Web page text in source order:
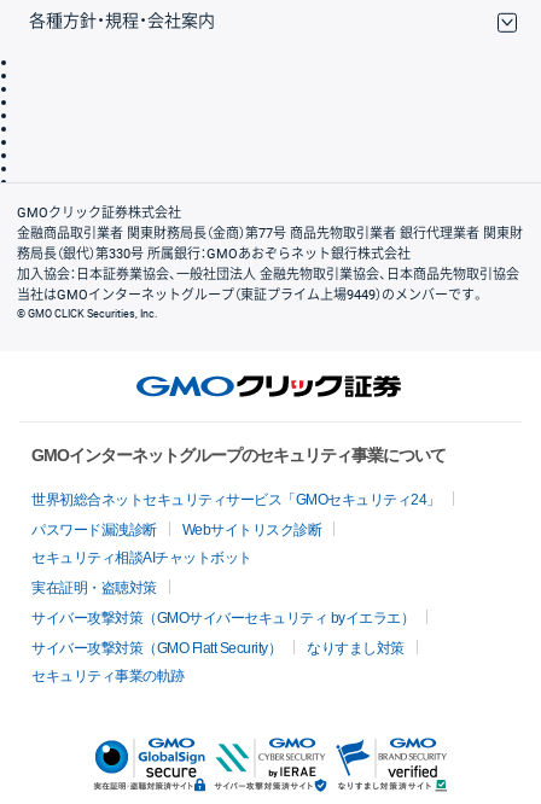
各種方針・規程・会社案内
会社案内
GMOクリック証券株式会社
金融商品取引業者 関東財務局長（金商）第77号 商品先物取引業者 銀行代理業者 関東財
務局長（銀代）第330号 所属銀行：GMOあおぞらネット銀行株式会社
加入協会：日本証券業協会、一般社団法人 金融先物取引業協会、日本商品先物取引協会
当社はGMOインターネットグループ（東証プライム上場9449）のメンバーです。
© GMO CLICK Securities, Inc.
GMOインターネットグループのセキュリティ事業について
世界初総合ネットセキュリティサービス「GMOセキュリティ24」
パスワード漏洩診断
Webサイトリスク診断
セキュリティ相談AIチャットボット
実在証明・盗聴対策
サイバー攻撃対策（GMOサイバーセキュリティ byイエラエ）
サイバー攻撃対策（GMO Flatt Security）
なりすまし対策
セキュリティ事業の軌跡